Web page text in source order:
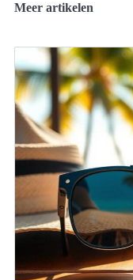
Meer artikelen